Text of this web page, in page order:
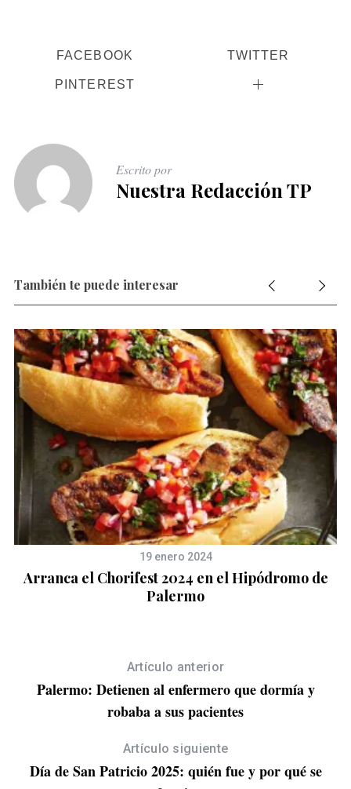
FACEBOOK TWITTER
PINTEREST
Escrito por
Nuestra Redacción TP
También te puede interesar
19 enero 2024
Arranca el Chorifest 2024 en el Hipódromo de
Palermo
Artículo anterior
Palermo: Detienen al enfermero que dormía y
robaba a sus pacientes
Artículo siguiente
Día de San Patricio 2025: quién fue y por qué se